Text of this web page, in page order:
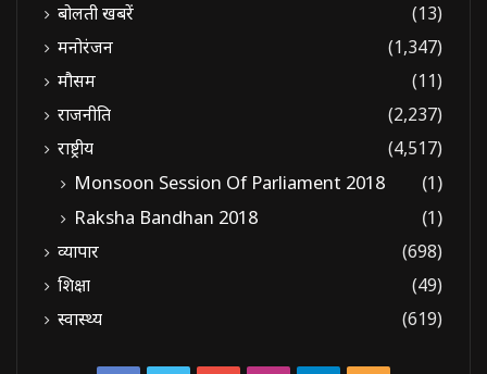
बोलती खबरें
(13)
मनोरंजन
(1,347)
मौसम
(11)
राजनीति
(2,237)
राष्ट्रीय
(4,517)
Monsoon Session Of Parliament 2018
(1)
Raksha Bandhan 2018
(1)
व्यापार
(698)
शिक्षा
(49)
स्वास्थ्य
(619)